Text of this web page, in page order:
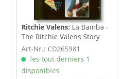
Ritchie Valens: La Bamba -
The Ritchie Valens Story
(CD)
Art-Nr.: CD265981
les tout derniers 1
disponibles